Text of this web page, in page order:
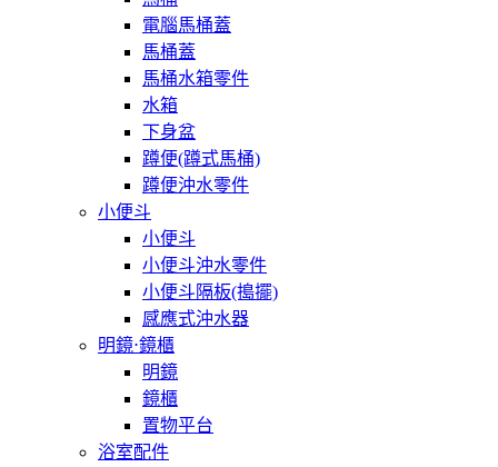
電腦馬桶蓋
馬桶蓋
馬桶水箱零件
水箱
下身盆
蹲便(蹲式馬桶)
蹲便沖水零件
小便斗
小便斗
小便斗沖水零件
小便斗隔板(搗擺)
感應式沖水器
明鏡⋅鏡櫃
明鏡
鏡櫃
置物平台
浴室配件